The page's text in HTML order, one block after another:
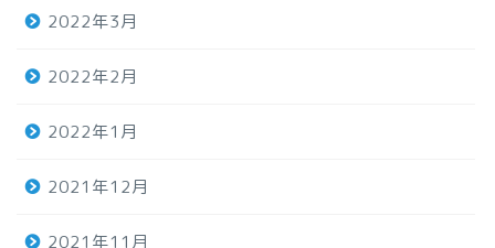
2022年3月
2022年2月
2022年1月
2021年12月
2021年11月